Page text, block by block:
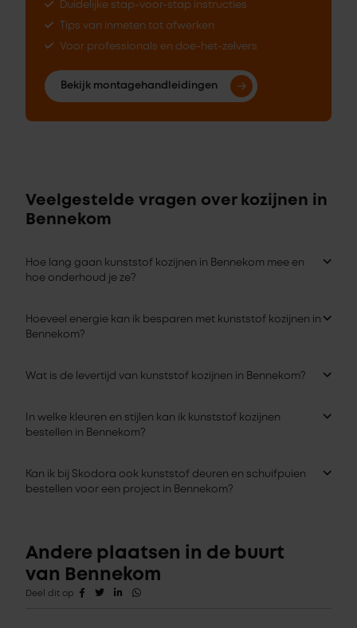
Duidelijke stap-voor-stap instructies
Tips van inmeten tot afwerken
Voor professionals en doe-het-zelvers
Bekijk montagehandleidingen
Veelgestelde vragen over kozijnen in
Bennekom
Hoe lang gaan kunststof kozijnen in Bennekom mee en
hoe onderhoud je ze?
Hoeveel energie kan ik besparen met kunststof kozijnen in
Bennekom?
Wat is de levertijd van kunststof kozijnen in Bennekom?
In welke kleuren en stijlen kan ik kunststof kozijnen
bestellen in Bennekom?
Kan ik bij Skodora ook kunststof deuren en schuifpuien
bestellen voor een project in Bennekom?
Andere plaatsen in de buurt
van Bennekom
Deel dit op